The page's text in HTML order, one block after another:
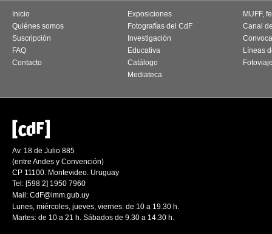
Inicio
Quiénes somos
Suscripción
FAQ
Contacto
Exposiciones
Fotografías del CdF
Investigación
Educativa
Catálogo
Mediateca
MUFF,
Canal
Líneas
Av. 18 de Julio 885
(entre Andes y Convención)
CP 11100. Montevideo. Uruguay
Tel: [598 2] 1950 7960
Mail: CdF@imm.gub.uy
Lunes, miércoles, jueves, viernes: de 10 a 19.30 h.
Martes: de 10 a 21 h. Sábados de 9.30 a 14.30 h.